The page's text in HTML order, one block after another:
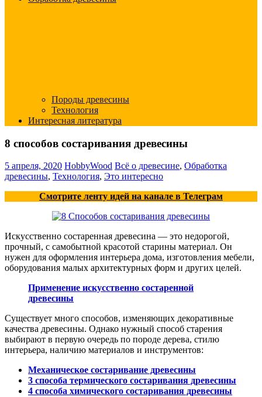
Породы древесины
Технология
Интересная литература
8 способов состаривания древесины
5 апреля, 2020 HobbyWood Всё о древесине, Обработка
древесины, Технология, Это интересно
Смотрите ленту идей на канале в Телеграм
Искусственно состаренная древесина — это недорогой,
прочный, с самобытной красотой старины материал. Он
нужен для оформления интерьера дома, изготовления мебели,
оборудования малых архитектурных форм и других целей.
Применение искусственно состаренной
древесины
Существует много способов, изменяющих декоративные
качества древесины. Однако нужный способ старения
выбирают в первую очередь по породе дерева, стилю
интерьера, наличию материалов и инструментов:
Механическое состаривание древесины
3 способа термического состаривания древесины
4 способа химического состаривания древесины